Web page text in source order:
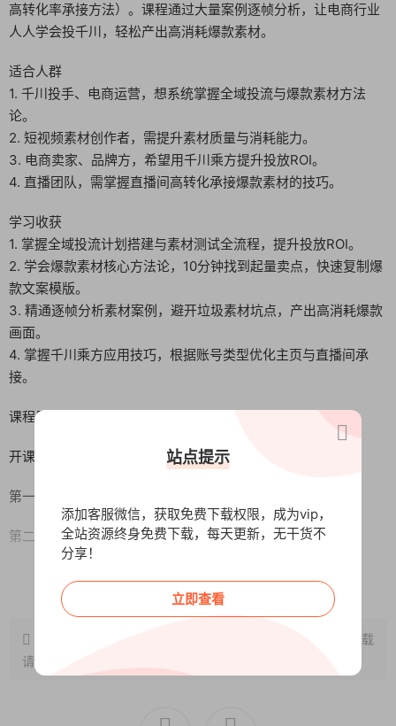
高转化率承接方法）。课程通过大量案例逐帧分析，让电商行业
人人学会投千川，轻松产出高消耗爆款素材。
适合人群
1. 千川投手、电商运营，想系统掌握全域投流与爆款素材方法
论。
2. 短视频素材创作者，需提升素材质量与消耗能力。
3. 电商卖家、品牌方，希望用千川乘方提升投放ROI。
4. 直播团队，需掌握直播间高转化承接爆款素材的技巧。
学习收获
1. 掌握全域投流计划搭建与素材测试全流程，提升投放ROI。
2. 学会爆款素材核心方法论，10分钟找到起量卖点，快速复制爆
款文案模版。
3. 精通逐帧分析素材案例，避开垃圾素材坑点，产出高消耗爆款
画面。
4. 掌握千川乘方应用技巧，根据账号类型优化主页与直播间承
接。
课程目录：
开课前讲5分钟.sZ.mp4
第一节全域计划搭建流程.sZ-.mp4
第二节素材追投高ROI步骤.mp4
第四全域素材测试3个步骤.sZ.mp4
第五节全域直投和素材复盘.Z.mp4
阅读全文
，转载
请注明出处~~~
站点提示
添加客服微信，获取免费下载权限，成为vip，
全站资源终身免费下载，每天更新，无干货不
分享！
立即查看